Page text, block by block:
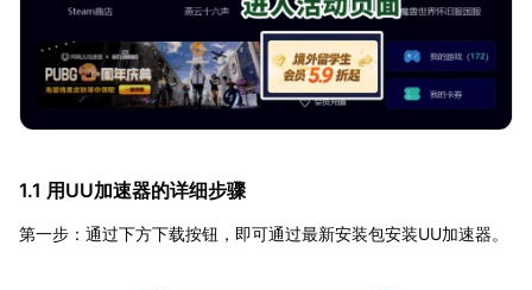
1.1 用UU加速器的详细步骤
第一步：通过下方下载按钮，即可通过最新安装包安装UU加速器。